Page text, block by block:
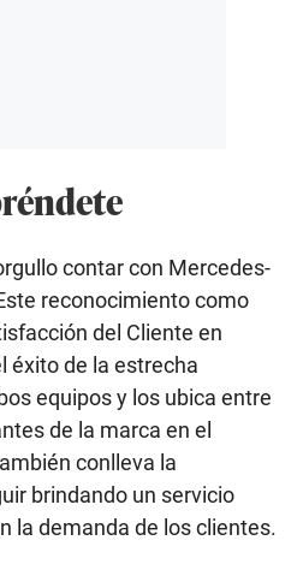
contar con Mercedes-
reconocimiento como
del Cliente en
éxito de la estrecha
equipos y los ubica entre
de la marca en el
conlleva la
brindando un servicio
la demanda de los clientes.